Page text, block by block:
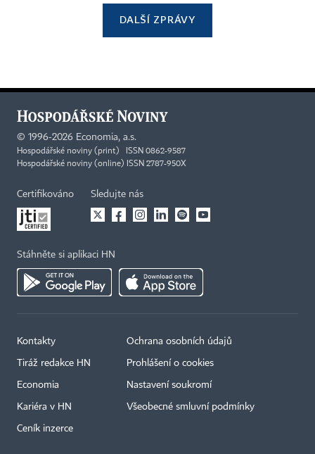
DALŠÍ ZPRÁVY
© 1996-2026 Economia, a.s.
Hospodářské noviny (print) ISSN 0862-9587
Hospodářské noviny (online) ISSN 2787-950X
Certifikováno Sledujte nás
Stáhněte si aplikaci HN
Kontakty
Tiráž redakce HN
Economia
Kariéra v HN
Ceník inzerce
Ochrana osobních údajů
Prohlášení o cookies
Nastavení soukromí
Všeobecné smluvní podmínky